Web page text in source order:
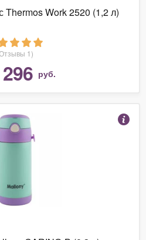
Thermos Work 2520 (1,2 л)
1)
руб.